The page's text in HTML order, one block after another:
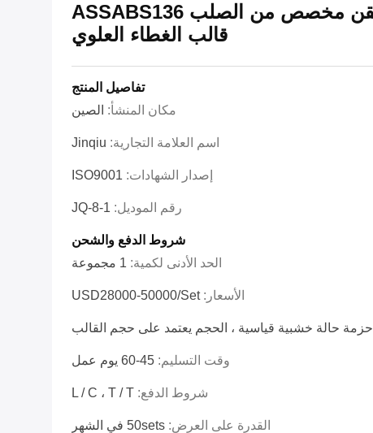
24 تجويف 24/410 قالب حقن مخصص من الصلب ASSABS136
قالب الغطاء العلوي
تفاصيل المنتج
مكان المنشأ: الصين
اسم العلامة التجارية: Jinqiu
إصدار الشهادات: ISO9001
رقم الموديل: JQ-8-1
شروط الدفع والشحن
الحد الأدنى لكمية: 1 مجموعة
الأسعار:USD28000-50000/set
حزمة حالة خشبية قياسية ، الحجم يعتمد على حجم القالب
وقت التسليم: 45-60 يوم عمل
شروط الدفع: L / C ، T / T
القدرة على العرض: 50sets في الشهر